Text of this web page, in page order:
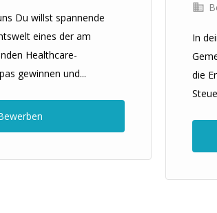
Du willst spannende
eines der am
Healthcare-
gewinnen und...
In
die